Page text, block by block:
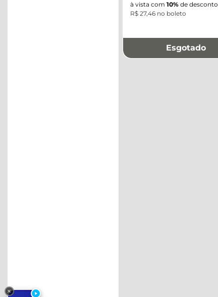
à vista com 10% de desconto
R$ 27,46 no boleto
Esgotado